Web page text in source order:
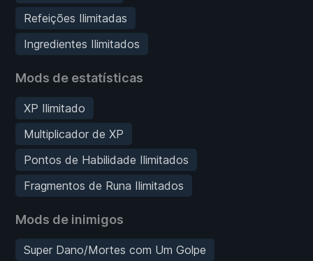
Refeições Ilimitadas
Ingredientes Ilimitados
Mods de estatísticas
XP Ilimitado
Multiplicador de XP
Pontos de Habilidade Ilimitados
Fragmentos de Runa Ilimitados
Mods de inimigos
Super Dano/Mortes com Um Golpe